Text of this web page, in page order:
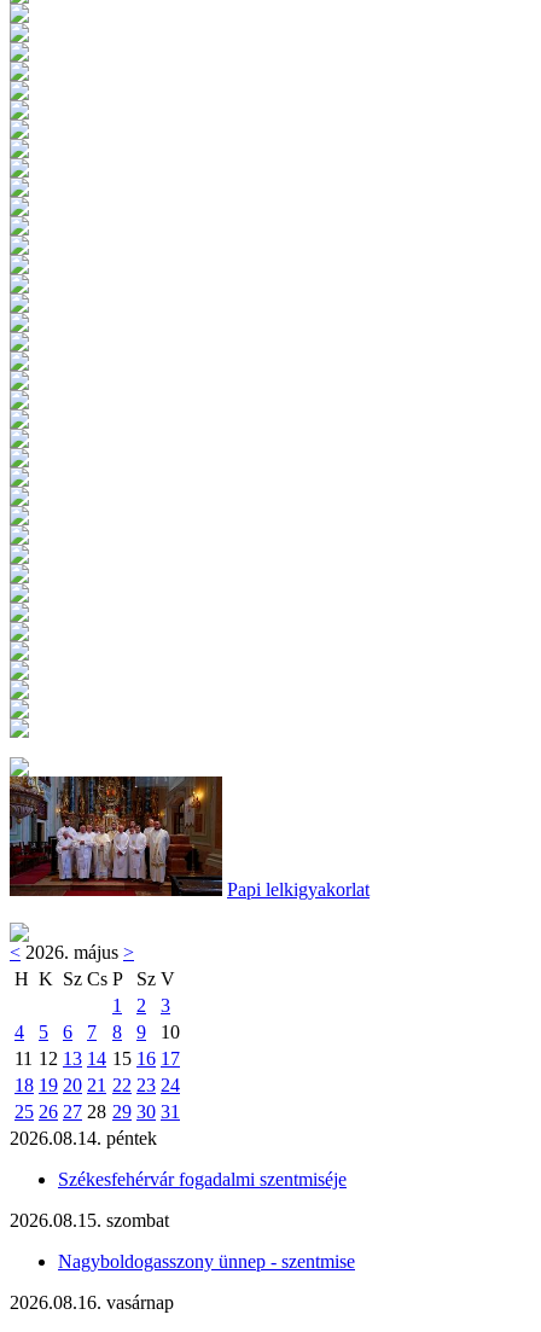
Papi lelkigyakorlat
< 2026. május >
H K Sz Cs P Sz V
1
2
3
4
5 6 7 8 9
10
11 12 13 14 15 16 17
18 19 20 21 22 23 24
25 26 27 28 29 30 31
2026.08.14. péntek
Székesfehérvár fogadalmi szentmiséje
2026.08.15. szombat
Nagyboldogasszony ünnep - szentmise
2026.08.16. vasárnap